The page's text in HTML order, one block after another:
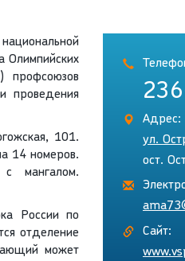
Олимпийских
профсоюзов
проведения
101.
14 номеров.
мангалом.
России по
отделение
может
Адрес:
ул.
ост.
Сайт: